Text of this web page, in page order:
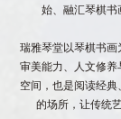
始、融汇琴棋书
瑞雅琴堂以琴棋书
审美能力、人文修
空间，也是阅读经
的场所，让传统